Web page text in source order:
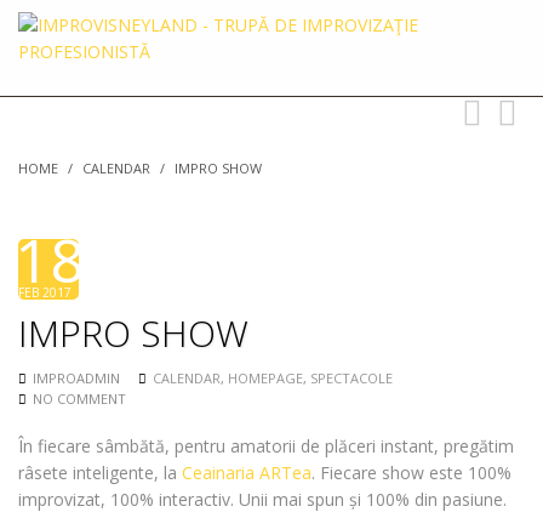
Toggle
navigation
HOME / CALENDAR / IMPRO SHOW
18
FEB 2017
IMPRO SHOW
IMPROADMIN CALENDAR, HOMEPAGE, SPECTACOLE
NO COMMENT
În fiecare sâmbătă, pentru amatorii de plăceri instant, pregătim
râsete inteligente, la Ceainaria ARTea. Fiecare show este 100%
improvizat, 100% interactiv. Unii mai spun și 100% din pasiune.